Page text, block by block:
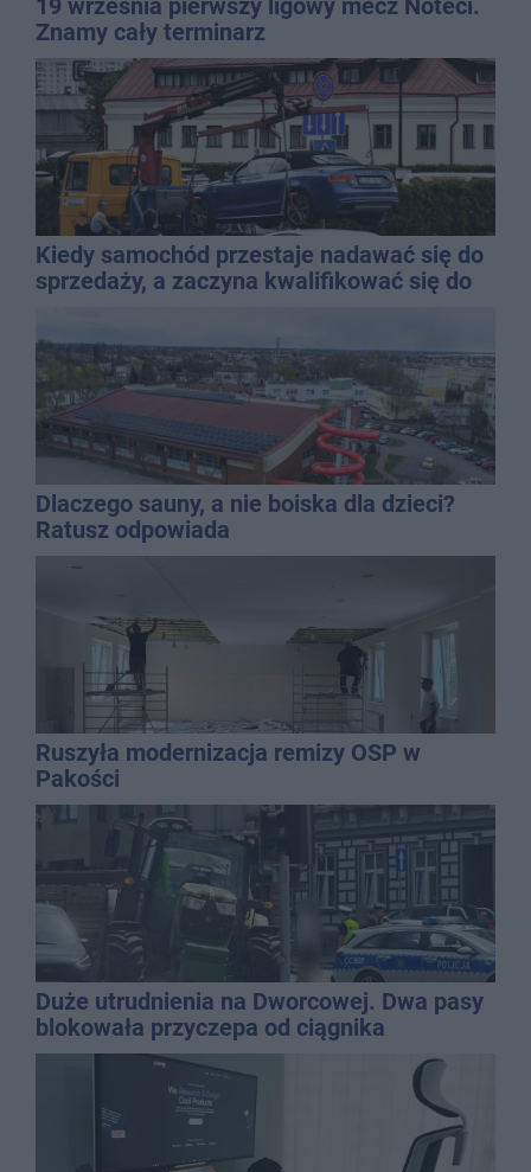
Znamy cały terminarz
Kiedy samochód przestaje nadawać się do
sprzedaży, a zaczyna kwalifikować się do
Dlaczego sauny, a nie boiska dla dzieci?
Ratusz odpowiada
Ruszyła modernizacja remizy OSP w
Pakości
Duże utrudnienia na Dworcowej. Dwa pasy
blokowała przyczepa od ciągnika